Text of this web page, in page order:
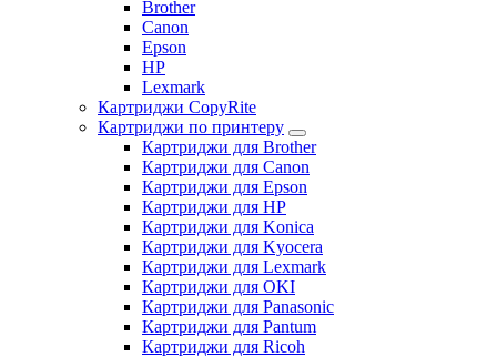
Brother
Canon
Epson
HP
Lexmark
Картриджи CopyRite
Картриджи по принтеру
Картриджи для Brother
Картриджи для Canon
Картриджи для Epson
Картриджи для HP
Картриджи для Konica
Картриджи для Kyocera
Картриджи для Lexmark
Картриджи для OKI
Картриджи для Panasonic
Картриджи для Pantum
Картриджи для Ricoh